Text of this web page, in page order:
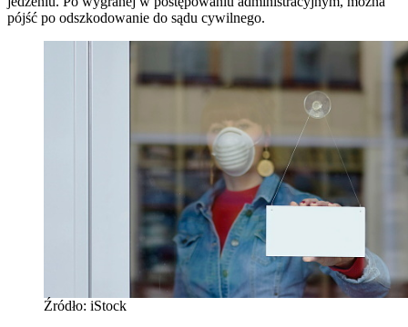
pójść po odszkodowanie do sądu cywilnego.
Źródło: iStock